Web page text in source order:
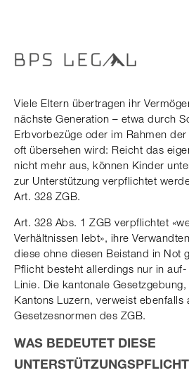
Viele Eltern übertragen ihr
nächste Generation – etwa durch
Erbvorbezüge oder im Rahmen
oft übersehen wird: Reicht das
nicht mehr aus, können Kinder
zur Unterstützung verpflichtet
Art. 328 ZGB.
Art. 328 Abs. 1 ZGB verpflichtet
Verhältnissen lebt», ihre
diese ohne diesen Beistand in Not
Pflicht besteht allerdings nur in
Linie. Die kantonale
Kantons Luzern, verweist ebenfalls
Gesetzesnormen des ZGB.
WAS BEDEUTET DIESE